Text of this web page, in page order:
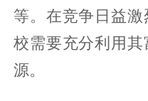
等。在竞争日益
校需要充分利用
源。